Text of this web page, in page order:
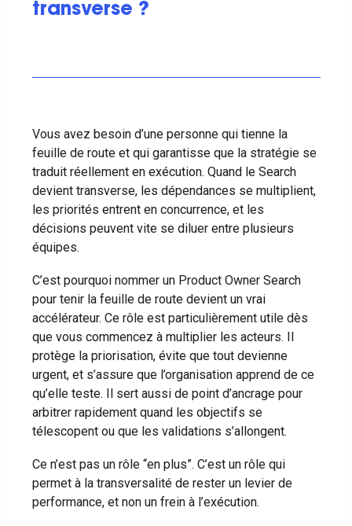
transverse ?
Vous avez besoin d’une personne qui tienne la
feuille de route et qui garantisse que la stratégie se
traduit réellement en exécution. Quand le Search
devient transverse, les dépendances se multiplient,
les priorités entrent en concurrence, et les
décisions peuvent vite se diluer entre plusieurs
équipes.
C’est pourquoi nommer un Product Owner Search
pour tenir la feuille de route devient un vrai
accélérateur. Ce rôle est particulièrement utile dès
que vous commencez à multiplier les acteurs. Il
protège la priorisation, évite que tout devienne
urgent, et s’assure que l’organisation apprend de ce
qu’elle teste. Il sert aussi de point d’ancrage pour
arbitrer rapidement quand les objectifs se
télescopent ou que les validations s’allongent.
Ce n’est pas un rôle “en plus”. C’est un rôle qui
permet à la transversalité de rester un levier de
performance, et non un frein à l’exécution.